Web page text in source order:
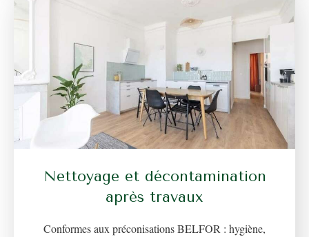
Nettoyage et décontamination
après travaux
Conformes aux préconisations BELFOR : hygiène,